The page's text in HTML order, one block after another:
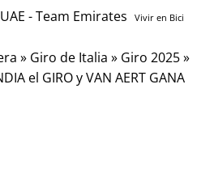
UAE - Team Emirates Vivir en Bici
» Giro de Italia » Giro 2025»
el GIRO y VAN AERT GANA